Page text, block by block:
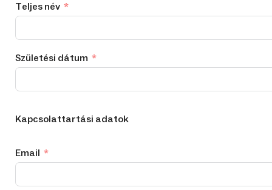
Teljes név
Születési dátum
Kapcsolattartási adatok
Email